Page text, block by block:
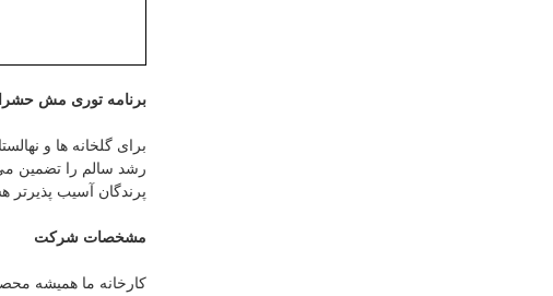
برنامه توری مش
برای گلخانه ها و
رشد سالم را تضمین می
پرندگان آسیب پذیرتر
مشخصات شرکت
کارخانه ما همیشه